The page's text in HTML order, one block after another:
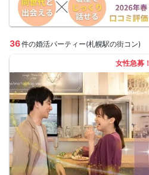
36件の婚活パーティー(札幌駅の街コン)
女性急募！